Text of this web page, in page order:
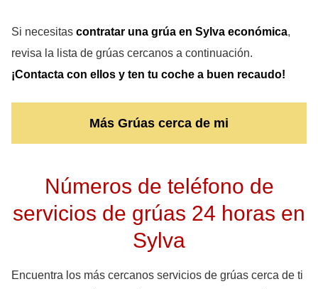
Si necesitas contratar una grúa en Sylva económica,
revisa la lista de grúas cercanos a continuación.
¡Contacta con ellos y ten tu coche a buen recaudo!
Más Grúas cerca de mi
Números de teléfono de
servicios de grúas 24 horas en
Sylva
Encuentra los más cercanos servicios de grúas cerca de ti